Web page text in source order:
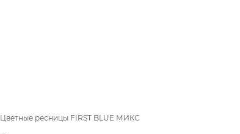
Цветные ресницы FIRST BLUE МИКС